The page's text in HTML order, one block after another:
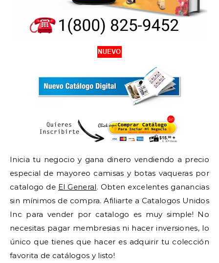
Inicia tu negocio y gana dinero vendiendo a precio
especial de mayoreo camisas y botas vaqueras por
catalogo de El General. Obten excelentes ganancias
sin mínimos de compra. Afiliarte a Catalogos Unidos
Inc para vender por catalogo es muy simple! No
necesitas pagar membresias ni hacer inversiones, lo
único que tienes que hacer es adquirir tu colección
favorita de catálogos y listo!